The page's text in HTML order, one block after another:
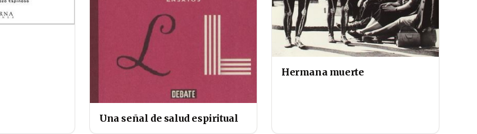
Una señal de salud espiritual
Hermana muerte